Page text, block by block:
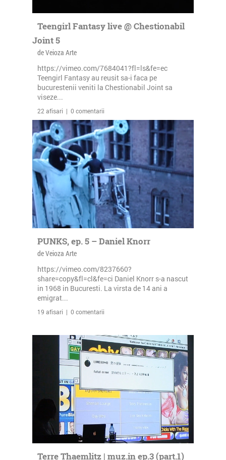
Teengirl Fantasy live @ Chestionabil
Joint 5
de Veioza Arte
https://vimeo.com/7684041?fl=ls&fe=ec
Teengirl Fantasy au reusit sa-i faca pe
bucurestenii veniti la Chestionabil Joint sa
viseze...
22 afisari | 0 comentarii
PUNKS, ep. 5 – Daniel Knorr
de Veioza Arte
https://vimeo.com/8237660?
share=copy&fl=cl&fe=ci Daniel Knorr s-a nascut
in 1968 in Bucuresti. La virsta de 14 ani a
emigrat...
19 afisari | 0 comentarii
Terre Thaemlitz | muz.in ep.3 (part.1)